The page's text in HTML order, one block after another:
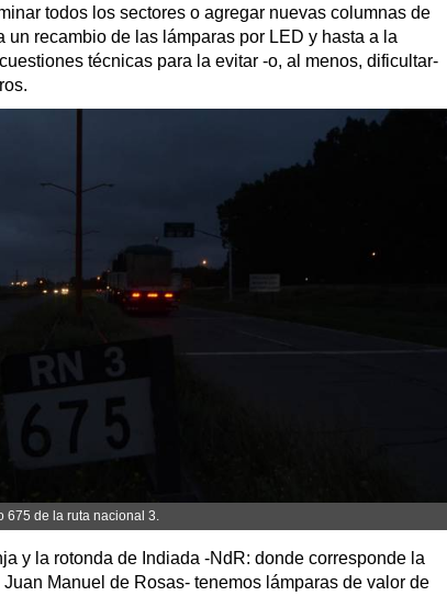
todos los sectores o agregar nuevas columnas de
un recambio de las lámparas por LED y hasta a la
técnicas para la evitar -o, al menos, dificultar-
675 de la ruta nacional 3.
y la rotonda de Indiada -NdR: donde corresponde la
Manuel de Rosas- tenemos lámparas de valor de